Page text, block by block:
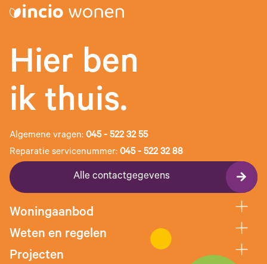
Hier ben
ik thuis.
Algemene vragen: 045 - 522 32 55
Reparatie servicenummer: 045 - 522 32 88
Alle contactgegevens
Woningaanbod
Weten en regelen
Projecten